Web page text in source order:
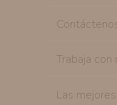
Trabaja
Las